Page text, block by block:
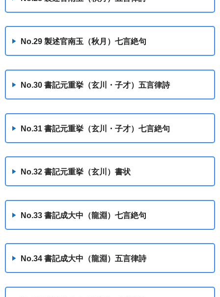
No.29 製述官南玉（秋月）七言絶句
No.30 書記元重挙（玄川・子才）五言律詩
No.31 書記元重挙（玄川・子才）七言絶句
No.32 書記元重挙（玄川）書状
No.33 書記成大中（龍淵）七言絶句
No.34 書記成大中（龍淵）五言律詩